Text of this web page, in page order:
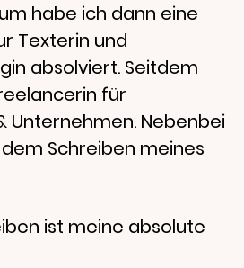
habe ich dann eine
Texterin und
absolviert. Seitdem
für
Unternehmen. Nebenbei
Schreiben meines
ist meine absolute